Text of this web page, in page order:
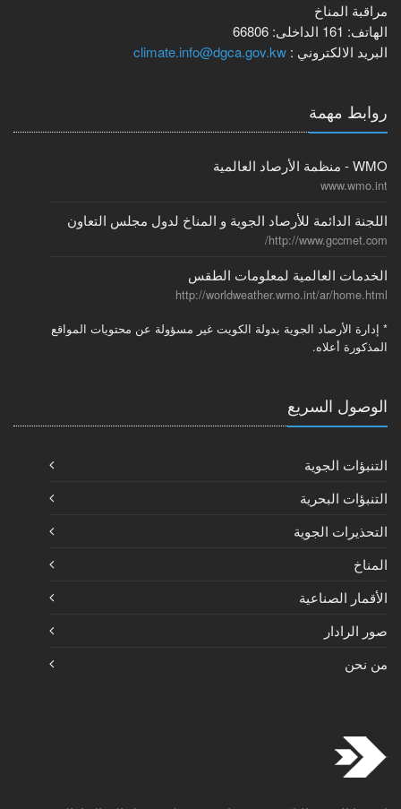
مراقبة المناخ
الهاتف:
الداخلى:
البريد الالكتروني : climate.info@dgca.gov.kw
روابط مهمة
WMO - منظمة الأرصاد العالمية
www.wmo.int
اللجنة الدائمة للأرصاد الجوية و المناخ لدول مجلس التعاون
http://www.gccmet.com/
الخدمات العالمية لمعلومات الطقس
http://worldweather.wmo.int/ar/home.html
* إدارة الأرصاد الجوية بدولة الكويت غير مسؤولة عن محتويات المواقع
المذكورة أعلاه.
الوصول السريع
التنبؤات الجوية
التنبؤات البحرية
التحذيرات الجوية
المناخ
الأقمار الصناعية
صور الرادار
من نحن